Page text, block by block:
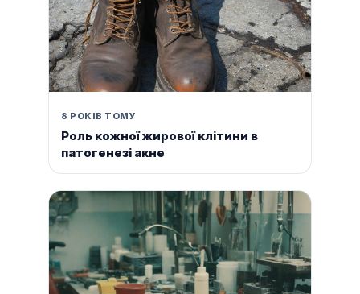
8 РОКІВ ТОМУ
Роль кожної жирової клітини в
патогенезі акне